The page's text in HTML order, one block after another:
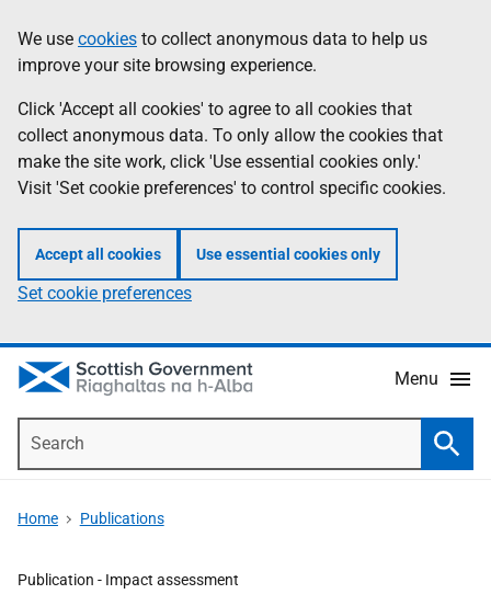
to
main
content
help
Information
We use cookies to collect anonymous data to help us
improve your site browsing experience.
Click 'Accept all cookies' to agree to all cookies that
collect anonymous data. To only allow the cookies that
make the site work, click 'Use essential cookies only.'
Visit 'Set cookie preferences' to control specific cookies.
Accept all cookies Use essential cookies only
Set cookie preferences
Menu
Home Publications
Publication - Impact assessment